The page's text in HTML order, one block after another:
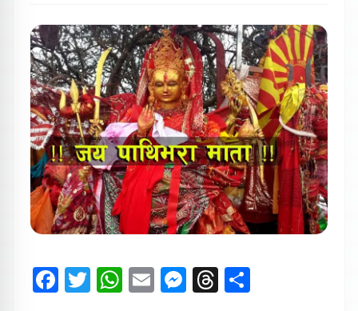
Facebook
Twitter
WhatsApp
EmailMessenger
Threads